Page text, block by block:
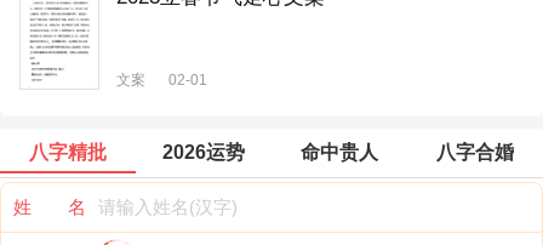
文案 02-01
八字精批 2026运势 命中贵人 八字合婚
姓 名